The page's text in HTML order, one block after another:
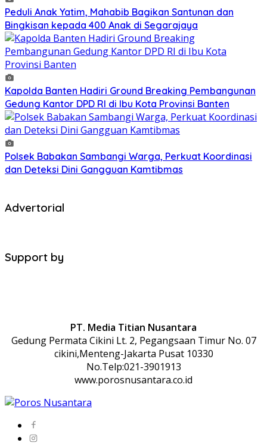
Peduli Anak Yatim, Mahabib Bagikan Santunan dan
Bingkisan kepada 400 Anak di Segarajaya
Kapolda Banten Hadiri Ground Breaking Pembangunan
Gedung Kantor DPD RI di Ibu Kota Provinsi Banten
Polsek Babakan Sambangi Warga, Perkuat Koordinasi
dan Deteksi Dini Gangguan Kamtibmas
Advertorial
Support by
PT. Media Titian Nusantara
Gedung Permata Cikini Lt. 2, Pegangsaan Timur No. 07
cikini,Menteng-Jakarta Pusat 10330
No.Telp:021-3901913
www.porosnusantara.co.id